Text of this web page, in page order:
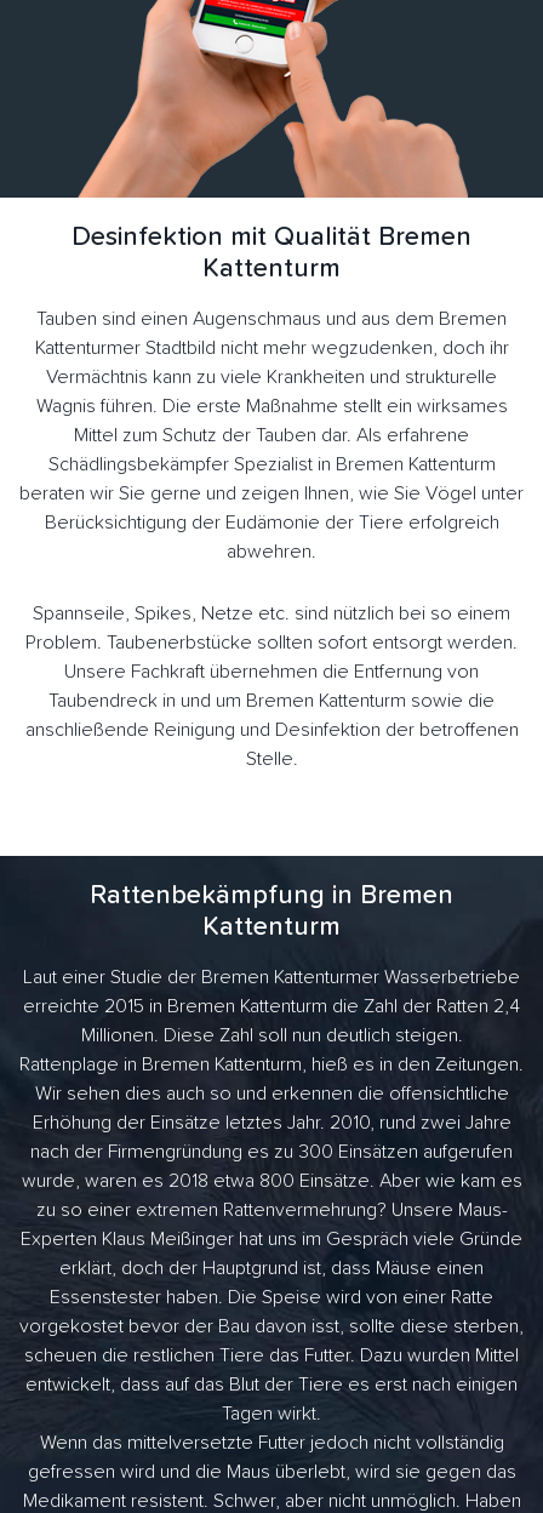
Desinfektion mit Qualität Bremen
Kattenturm
Tauben sind einen Augenschmaus und aus dem Bremen
Kattenturmer Stadtbild nicht mehr wegzudenken, doch ihr
Vermächtnis kann zu viele Krankheiten und strukturelle
Wagnis führen. Die erste Maßnahme stellt ein wirksames
Mittel zum Schutz der Tauben dar. Als erfahrene
Schädlingsbekämpfer Spezialist in Bremen Kattenturm
beraten wir Sie gerne und zeigen Ihnen, wie Sie Vögel unter
Berücksichtigung der Eudämonie der Tiere erfolgreich
abwehren.
Spannseile, Spikes, Netze etc. sind nützlich bei so einem
Problem. Taubenerbstücke sollten sofort entsorgt werden.
Unsere Fachkraft übernehmen die Entfernung von
Taubendreck in und um Bremen Kattenturm sowie die
anschließende Reinigung und Desinfektion der betroffenen
Stelle.
Rattenbekämpfung in Bremen
Kattenturm
Laut einer Studie der Bremen Kattenturmer Wasserbetriebe
erreichte 2015 in Bremen Kattenturm die Zahl der Ratten 2,4
Millionen. Diese Zahl soll nun deutlich steigen.
Rattenplage in Bremen Kattenturm, hieß es in den Zeitungen.
Wir sehen dies auch so und erkennen die offensichtliche
Erhöhung der Einsätze letztes Jahr. 2010, rund zwei Jahre
nach der Firmengründung es zu 300 Einsätzen aufgerufen
wurde, waren es 2018 etwa 800 Einsätze. Aber wie kam es
zu so einer extremen Rattenvermehrung? Unsere Maus-
Experten Klaus Meißinger hat uns im Gespräch viele Gründe
erklärt, doch der Hauptgrund ist, dass Mäuse einen
Essenstester haben. Die Speise wird von einer Ratte
vorgekostet bevor der Bau davon isst, sollte diese sterben,
scheuen die restlichen Tiere das Futter. Dazu wurden Mittel
entwickelt, dass auf das Blut der Tiere es erst nach einigen
Tagen wirkt.
Wenn das mittelversetzte Futter jedoch nicht vollständig
gefressen wird und die Maus überlebt, wird sie gegen das
Medikament resistent. Schwer, aber nicht unmöglich. Haben